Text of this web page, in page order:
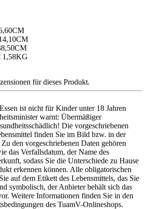
1,58KG
für dieses Produkt.
ist nicht für Kinder unter 18 Jahren
warnt: Übermäßiger
Die vorgeschriebenen
finden Sie im Bild bzw. in der
den vorgeschriebenen Daten gehören
das Verfallsdatum, der Name des
sodass Sie die Unterschiede zu Hause
erkennen können. Alle obligatorischen
auf dem Etikett des Lebensmittels, das Sie
symbolisch, der Anbieter behält sich das
Weitere Informationen finden Sie in den
des TuamV-Onlineshops.